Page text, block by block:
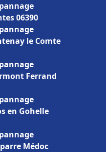
06390
le Comte
Ferrand
en Gohelle
Médoc